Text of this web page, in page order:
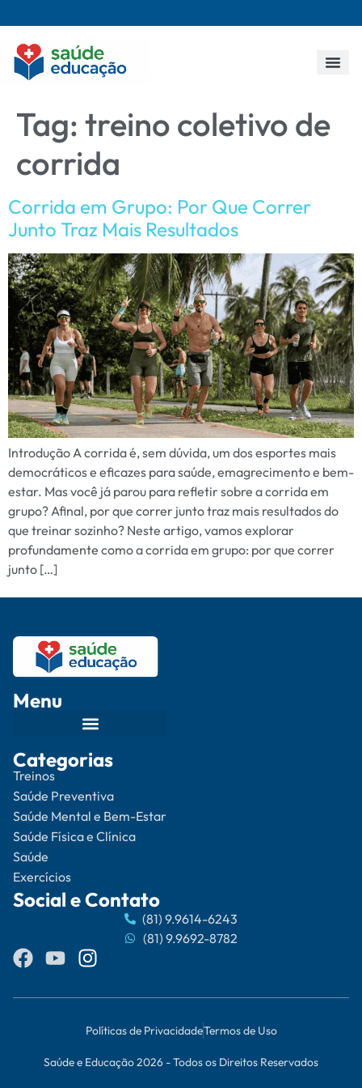
Tag: treino coletivo de
corrida
Corrida em Grupo: Por Que Correr
Junto Traz Mais Resultados
Introdução A corrida é, sem dúvida, um dos esportes mais
democráticos e eficazes para saúde, emagrecimento e bem-
estar. Mas você já parou para refletir sobre a corrida em
grupo? Afinal, por que correr junto traz mais resultados do
que treinar sozinho? Neste artigo, vamos explorar
profundamente como a corrida em grupo: por que correr
junto […]
Menu
Categorias
Treinos
Saúde Preventiva
Saúde Mental e Bem-Estar
Saúde Física e Clínica
Saúde
Exercícios
Social e Contato
(81) 9.9614-6243
(81) 9.9692-8782
Políticas de PrivacidadeTermos de Uso
Saúde e Educação 2026 - Todos os Direitos Reservados